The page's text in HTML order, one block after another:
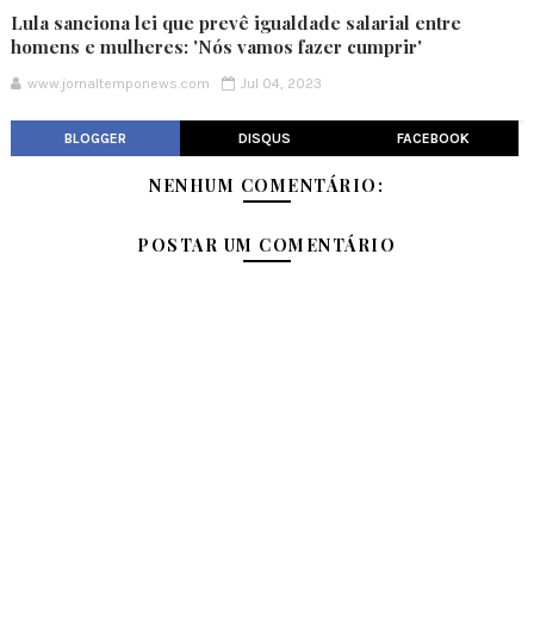
Lula sanciona lei que prevê igualdade salarial entre
homens e mulheres: 'Nós vamos fazer cumprir'
www.jornaltemponews.com Jul 04, 2023
BLOGGER DISQUS FACEBOOK
NENHUM COMENTÁRIO:
POSTAR UM COMENTÁRIO